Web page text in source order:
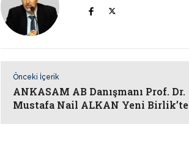
Önceki İçerik
ANKASAM AB Danışmanı Prof. Dr.
Mustafa Nail ALKAN Yeni Birlik’te